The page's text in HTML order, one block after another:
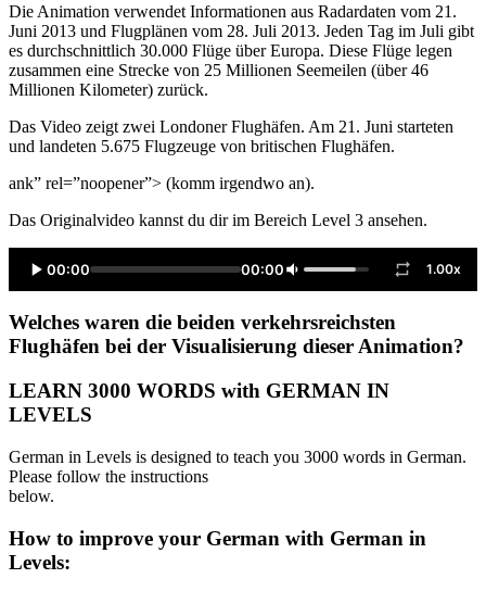
Die Animation verwendet Informationen aus Radardaten vom 21.
Juni 2013 und Flugplänen vom 28. Juli 2013. Jeden Tag im Juli gibt
es durchschnittlich 30.000 Flüge über Europa. Diese Flüge legen
zusammen eine Strecke von 25 Millionen Seemeilen (über 46
Millionen Kilometer) zurück.
Das Video zeigt zwei Londoner Flughäfen. Am 21. Juni starteten
und landeten 5.675 Flugzeuge von britischen Flughäfen.
ank” rel=”noopener”> (komm irgendwo an).
Das Originalvideo kannst du dir im Bereich Level 3 ansehen.
00:00 00:00 1.00x
Welches waren die beiden verkehrsreichsten
Flughäfen bei der Visualisierung dieser Animation?
LEARN 3000 WORDS with GERMAN IN
LEVELS
German in Levels is designed to teach you 3000 words in German.
Please follow the instructions
below.
How to improve your German with German in
Levels: